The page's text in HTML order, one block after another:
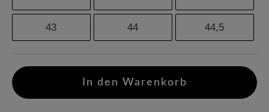
43 44 44,5
In den Warenkorb